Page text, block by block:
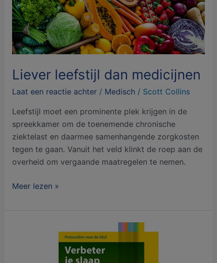
Liever leefstijl dan medicijnen
Laat een reactie achter / Medisch/ Scott Collins
Leefstijl moet een prominente plek krijgen in de
spreekkamer om de toenemende chronische
ziektelast en daarmee samenhangende zorgkosten
tegen te gaan. Vanuit het veld klinkt de roep aan de
overheid om vergaande maatregelen te nemen.
leefstijl
dan
medicijnen
Meer lezen »